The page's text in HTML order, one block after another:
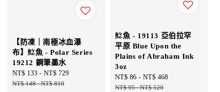
【防凍｜南極冰血瀑
布】鯰魚 - Polar Series
19212 鋼筆墨水
Sale
price
NT$ 133 - NT$ 729
NT$ 148-NT$ 810
鯰魚 - 19113 亞伯拉罕
平原 Blue Upon the
Plains of Abraham Ink
3oz
Sale
price
NT$ 86 - NT$ 468
NT$ 95-NT$ 520